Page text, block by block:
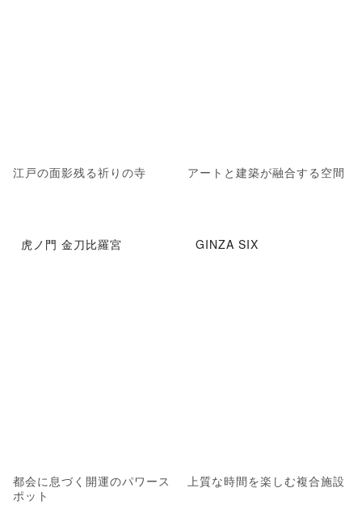
江戸の面影残る祈りの寺 アートと建築が融合する空間
虎ノ門 金刀比羅宮
都会に息づく開運のパワース
ポット
GINZA SIX
上質な時間を楽しむ複合施設